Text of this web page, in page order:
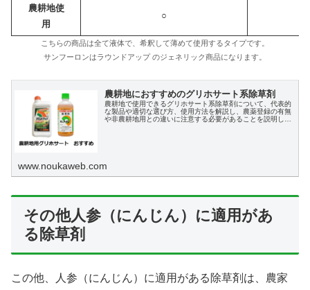
農耕地使
用
○
こちらの商品は全て液体で、希釈して薄めて使用するタイプです。
サンフーロンはラウンドアップ のジェネリック商品になります。
農耕地におすすめのグリホサート系除草剤
農耕地で使用できるグリホサート系除草剤について、代表的
な製品や適切な選び方、使用方法を解説し、農薬登録の有無
や非農耕地用との違いに注意する必要があることを説明して
www.noukaweb.com
その他人参（にんじん）に適用があ
る除草剤
この他、人参（にんじん）に適用がある除草剤は、農家